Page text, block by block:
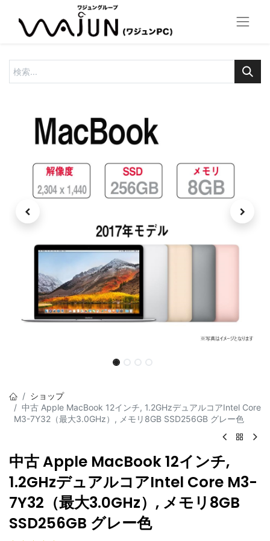
ショップ
中古 Apple MacBook 12インチ, 1.2GHzデュアルコアIntel Core
M3-7Y32（最大3.0GHz）, メモリ8GB SSD256GB グレー色
中古 Apple MacBook 12インチ,
1.2GHzデュアルコアIntel Core M3-
7Y32（最大3.0GHz）, メモリ8GB
SSD256GB グレー色